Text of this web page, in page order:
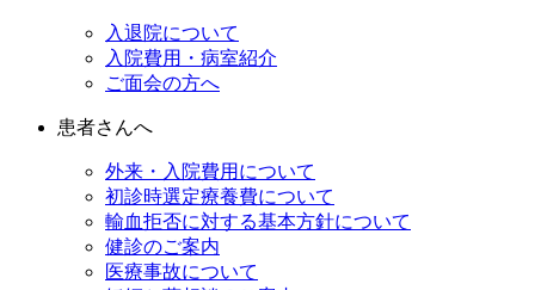
入退院について
入院費用・病室紹介
ご面会の方へ
患者さんへ
外来・入院費用について
初診時選定療養費について
輸血拒否に対する基本方針について
健診のご案内
医療事故について